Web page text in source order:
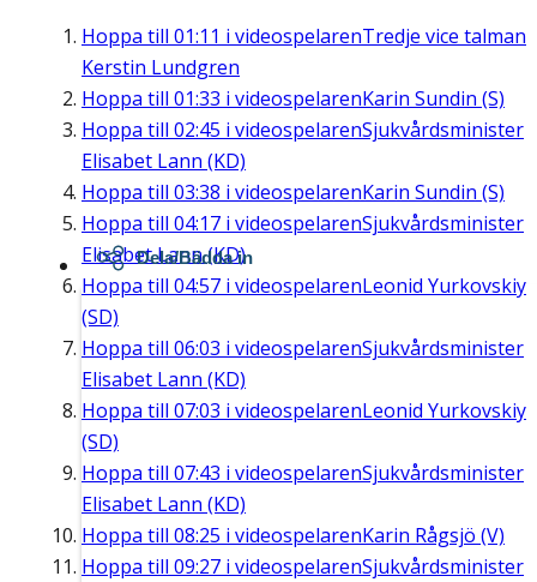
Hoppa till 01:11 i videospelarenTredje vice talman
Kerstin Lundgren
Hoppa till 01:33 i videospelarenKarin Sundin (S)
Hoppa till 02:45 i videospelarenSjukvårdsminister
Elisabet Lann (KD)
Hoppa till 03:38 i videospelarenKarin Sundin (S)
Hoppa till 04:17 i videospelarenSjukvårdsminister
Elisabet Lann (KD)
Hoppa till 04:57 i videospelarenLeonid Yurkovskiy
(SD)
Hoppa till 06:03 i videospelarenSjukvårdsminister
Elisabet Lann (KD)
Hoppa till 07:03 i videospelarenLeonid Yurkovskiy
(SD)
Hoppa till 07:43 i videospelarenSjukvårdsminister
Elisabet Lann (KD)
Hoppa till 08:25 i videospelarenKarin Rågsjö (V)
Hoppa till 09:27 i videospelarenSjukvårdsminister
Dela/Bädda in